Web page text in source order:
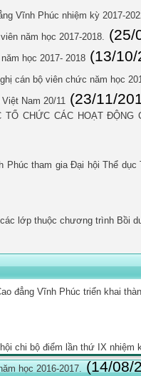
Vĩnh Phúc nhiệm kỳ 2017-
năm học 2017-2018.
(25/
học 2017- 2018 (13/
cán bộ viên chức năm học
Nam 20/11
(23/11/
TỔ CHỨC CÁC HOẠT
Phúc tham gia Đại hội Thể
lớp thuộc chương trình Bồi
đẳng Vĩnh Phúc triển khai
chi bộ điểm lần thứ IX nhiệm
học 2016-2017.
(14/08/